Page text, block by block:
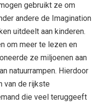
gebruikt ze om
andere de Imagination
uitdeelt aan kinderen.
om meer te lezen en
ze miljoenen aan
natuurrampen. Hierdoor
van de rijkste
die veel teruggeeft